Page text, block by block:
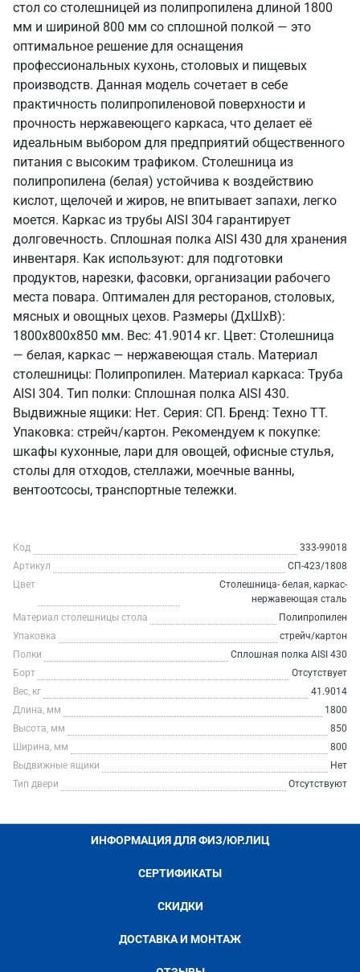
стол со столешницей из полипропилена длиной 1800
мм и шириной 800 мм со сплошной полкой — это
оптимальное решение для оснащения
профессиональных кухонь, столовых и пищевых
производств. Данная модель сочетает в себе
практичность полипропиленовой поверхности и
прочность нержавеющего каркаса, что делает её
идеальным выбором для предприятий общественного
питания с высоким трафиком. Столешница из
полипропилена (белая) устойчива к воздействию
кислот, щелочей и жиров, не впитывает запахи, легко
моется. Каркас из трубы AISI 304 гарантирует
долговечность. Сплошная полка AISI 430 для хранения
инвентаря. Как используют: для подготовки
продуктов, нарезки, фасовки, организации рабочего
места повара. Оптимален для ресторанов, столовых,
мясных и овощных цехов. Размеры (ДхШхВ):
1800x800x850 мм. Вес: 41.9014 кг. Цвет: Столешница
— белая, каркас — нержавеющая сталь. Материал
столешницы: Полипропилен. Материал каркаса: Труба
AISI 304. Тип полки: Сплошная полка AISI 430.
Выдвижные ящики: Нет. Серия: СП. Бренд: Техно ТТ.
Упаковка: стрейч/картон. Рекомендуем к покупке:
шкафы кухонные, лари для овощей, офисные стулья,
столы для отходов, стеллажи, моечные ванны,
вентоотсосы, транспортные тележки.
Код
333-99018
Артикул
СП-423/1808
Цвет
Столешница- белая, каркас-
нержавеющая сталь
Материал столешницы стола
Полипропилен
Упаковка
стрейч/картон
Полки
Сплошная полка AISI 430
Борт
Отсутствует
Вес, кг
41.9014
Длина, мм
1800
Высота, мм
850
Ширина, мм
800
Выдвижные ящики
Нет
Тип двери
Отсутствуют
ИНФОРМАЦИЯ ДЛЯ ФИЗ/ЮР.ЛИЦ
СЕРТИФИКАТЫ
СКИДКИ
ДОСТАВКА И МОНТАЖ